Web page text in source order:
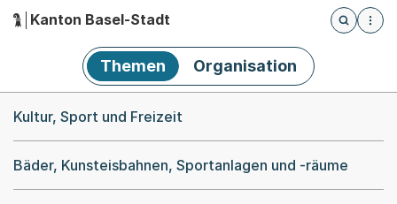
Hauptnavigation
Kanton Basel-Stadt
Öffnet
Themen Organisation
Kultur, Sport und Freizeit
Bäder, Kunsteisbahnen, Sportanlagen und -räume